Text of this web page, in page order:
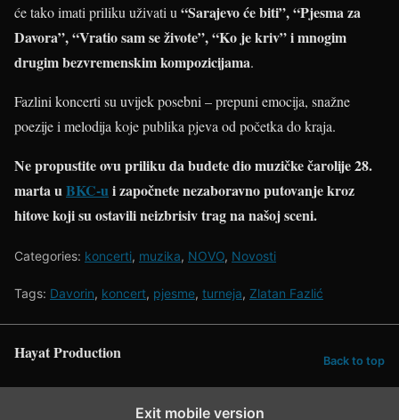
će tako imati priliku uživati u “Sarajevo će biti”, “Pjesma za
Davora”, “Vratio sam se živote”, “Ko je kriv” i mnogim
drugim bezvremenskim kompozicijama.
Fazlini koncerti su uvijek posebni – prepuni emocija, snažne
poezije i melodija koje publika pjeva od početka do kraja.
Ne propustite ovu priliku da budete dio muzičke čarolije 28.
marta u BKC-u i započnete nezaboravno putovanje kroz
hitove koji su ostavili neizbrisiv trag na našoj sceni.
Categories: koncerti, muzika, NOVO, Novosti
Tags: Davorin, koncert, pjesme, turneja, Zlatan Fazlić
Hayat Production Back to top
Exit mobile version